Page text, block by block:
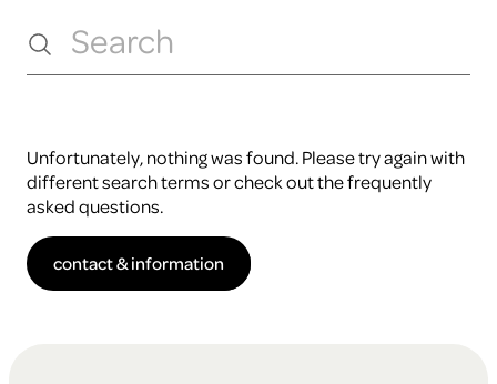
search query
Unfortunately, nothing was found. Please try again with
different search terms or check out the frequently
asked questions.
contact & information